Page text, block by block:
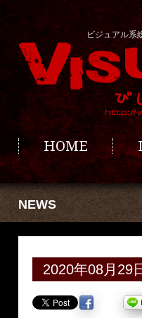
ビジュアル系
HOME
NEWS
2020年08月29